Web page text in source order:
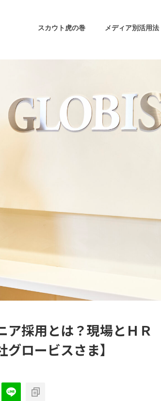
スカウト虎の巻 メディア別活用法
ア採用とは？現場とＨＲ
ロービスさま】